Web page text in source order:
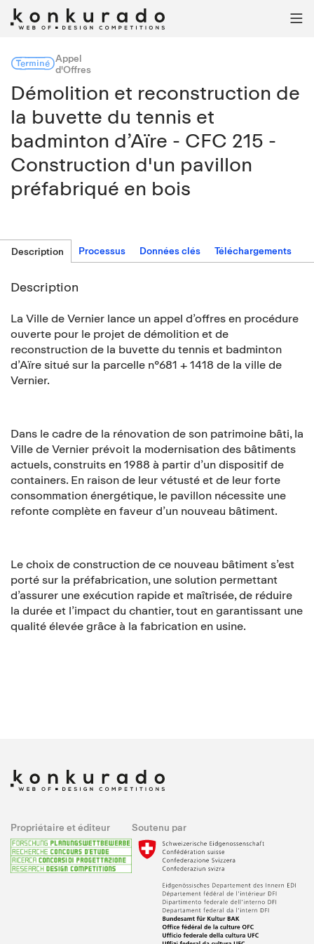

TerminéAppel
d'Offres
Démolition et reconstruction de
la buvette du tennis et
badminton d’Aïre - CFC 215 -
Construction d'un pavillon
préfabriqué en bois
Description Processus Données clés Téléchargements
Description
La Ville de Vernier lance un appel d’offres en procédure
ouverte pour le projet de démolition et de
reconstruction de la buvette du tennis et badminton
d’Aïre situé sur la parcelle n°681 + 1418 de la ville de
Vernier.
Dans le cadre de la rénovation de son patrimoine bâti, la
Ville de Vernier prévoit la modernisation des bâtiments
actuels, construits en 1988 à partir d’un dispositif de
containers. En raison de leur vétusté et de leur forte
consommation énergétique, le pavillon nécessite une
refonte complète en faveur d’un nouveau bâtiment.
Le choix de construction de ce nouveau bâtiment s’est
porté sur la préfabrication, une solution permettant
d’assurer une exécution rapide et maîtrisée, de réduire
la durée et l’impact du chantier, tout en garantissant une
qualité élevée grâce à la fabrication en usine.
Propriétaire et éditeur Soutenu par